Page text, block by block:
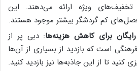
تخفیف‌های ویژه ارائه می‌دهند. این
کم گردشگر بیشتر موجود هستند.
رایگان برای کاهش هزینه‌ها: دبی پر از
است که بازدید از بسیاری از آن‌ها
کنید تا از این جاذبه‌ها نیز بازدید کنید.